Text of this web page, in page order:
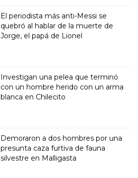
El periodista más anti-Messi se
quebró al hablar de la muerte de
Jorge, el papá de Lionel
Investigan una pelea que terminó
con un hombre herido con un arma
blanca en Chilecito
Demoraron a dos hombres por una
presunta caza furtiva de fauna
silvestre en Malligasta